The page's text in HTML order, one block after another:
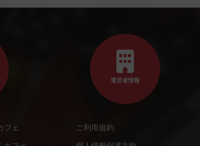
フェ
運営者情報
ご利用規約